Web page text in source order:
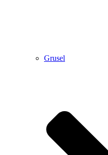
Grusel